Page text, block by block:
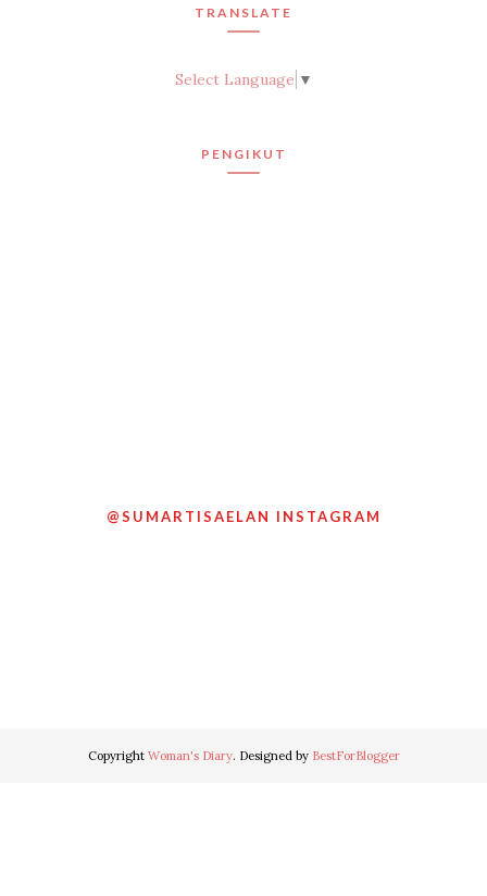
TRANSLATE
Select Language ▼
PENGIKUT
@SUMARTISAELAN INSTAGRAM
Copyright Woman's Diary. Designed by BestForBlogger